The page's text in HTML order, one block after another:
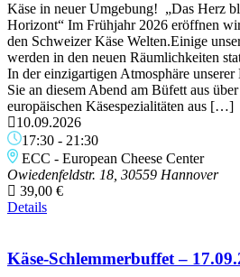
Käse in neuer Umgebung! „Das Herz
Horizont“ Im Frühjahr 2026 eröffnen
den Schweizer Käse Welten.Einige
werden in den neuen Räumlichkeiten
In der einzigartigen Atmosphäre
Sie an diesem Abend am Büfett aus
europäischen Käsespezialitäten aus […]
10.09.2026
17:30 - 21:30
ECC - European Cheese Center
Owiedenfeldstr. 18, 30559 Hannover
39,00 €
Details
Käse-Schlemmerbuffet –